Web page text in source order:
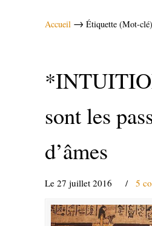
Accueil → Étiquette (Mot-
sont les
d’âmes
Le 27 juillet 2016 / 5